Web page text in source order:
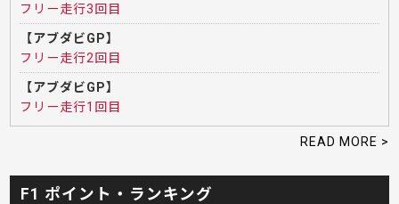
フリー走行3回目
【アブダビGP】
フリー走行2回目
【アブダビGP】
フリー走行1回目
READ MORE >
F1 ポイント・ランキング